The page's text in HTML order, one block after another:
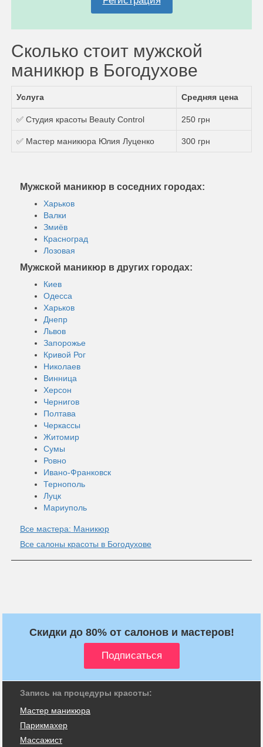
Сколько стоит мужской
маникюр в Богодухове
Услуга Средняя цена
✅ Студия красоты Beauty Control 250 грн
✅ Мастер маникюра Юлия Луценко 300 грн
Мужской маникюр в соседних городах:
Харьков
Валки
Змиёв
Красноград
Лозовая
Мужской маникюр в других городах:
Киев
Одесса
Харьков
Днепр
Львов
Запорожье
Кривой Рог
Николаев
Винница
Херсон
Чернигов
Полтава
Черкассы
Житомир
Сумы
Ровно
Ивано-Франковск
Тернополь
Луцк
Мариуполь
Все мастера: Маникюр
Все салоны красоты в Богодухове
Скидки до 80% от салонов и мастеров!
Запись на процедуры красоты:
Мастер маникюра
Парикмахер
Массажист